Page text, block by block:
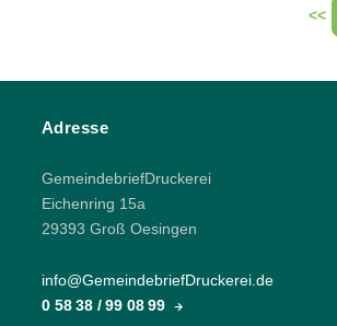
<<
Adresse
GemeindebriefDruckerei
Eichenring 15a
29393 Groß Oesingen
info@GemeindebriefDruckerei.de
0 58 38 / 99 08 99